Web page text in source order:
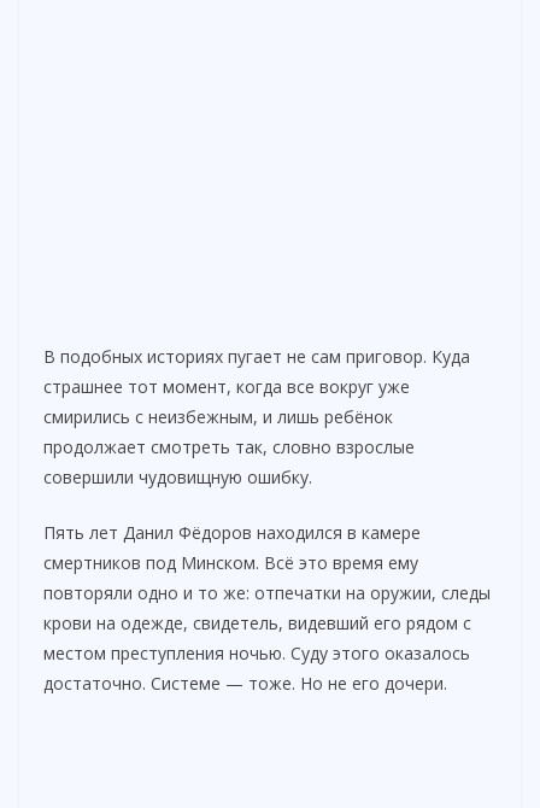
В подобных историях пугает не сам приговор. Куда
страшнее тот момент, когда все вокруг уже
смирились с неизбежным, и лишь ребёнок
продолжает смотреть так, словно взрослые
совершили чудовищную ошибку.
Пять лет Данил Фёдоров находился в камере
смертников под Минском. Всё это время ему
повторяли одно и то же: отпечатки на оружии, следы
крови на одежде, свидетель, видевший его рядом с
местом преступления ночью. Суду этого оказалось
достаточно. Системе — тоже. Но не его дочери.